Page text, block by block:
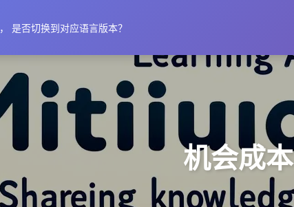
， 是否切换到对应语言版本？
机会成本